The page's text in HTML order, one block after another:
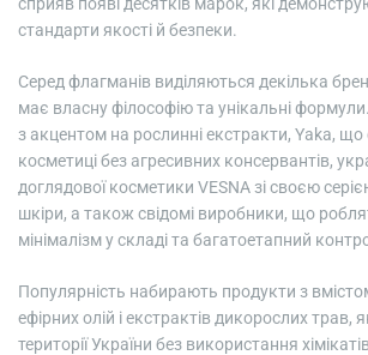
стандарти якості й безпеки.
Серед флагманів виділяються декілька
має власну філософію та унікальні
з акцентом на рослинні екстракти, Yaka, що
косметиці без агресивних консервантів,
доглядової косметики VESNA зі своєю
шкіри, а також свідомі виробники, що
мінімалізм у складі та багатоетапний
Популярність набирають продукти з
ефірних олій і екстрактів дикорослих трав,
території України без використання